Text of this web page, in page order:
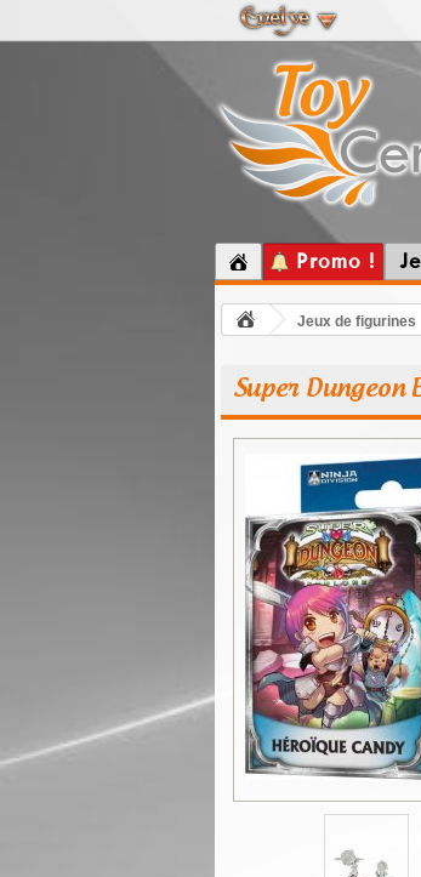
Promo !
Jeux de figurines
Super Dungeon